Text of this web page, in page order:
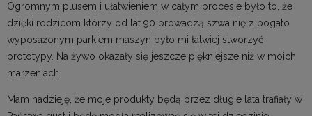
Ogromnym plusem i ułatwieniem w całym procesie było to, że
dzięki rodzicom którzy od lat 90 prowadzą szwalnię z bogato
wyposażonym parkiem maszyn było mi łatwiej stworzyć
prototypy. Na żywo okazały się jeszcze piękniejsze niż w moich
marzeniach.
Mam nadzieję, że moje produkty będą przez długie lata trafiały w